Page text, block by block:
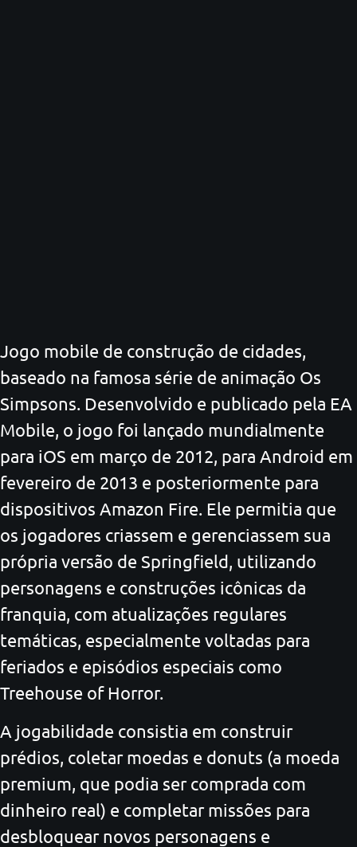
Jogo mobile de construção de cidades,
baseado na famosa série de animação Os
Simpsons. Desenvolvido e publicado pela EA
Mobile, o jogo foi lançado mundialmente
para iOS em março de 2012, para Android em
fevereiro de 2013 e posteriormente para
dispositivos Amazon Fire. Ele permitia que
os jogadores criassem e gerenciassem sua
própria versão de Springfield, utilizando
personagens e construções icônicas da
franquia, com atualizações regulares
temáticas, especialmente voltadas para
feriados e episódios especiais como
Treehouse of Horror.
A jogabilidade consistia em construir
prédios, coletar moedas e donuts (a moeda
premium, que podia ser comprada com
dinheiro real) e completar missões para
desbloquear novos personagens e